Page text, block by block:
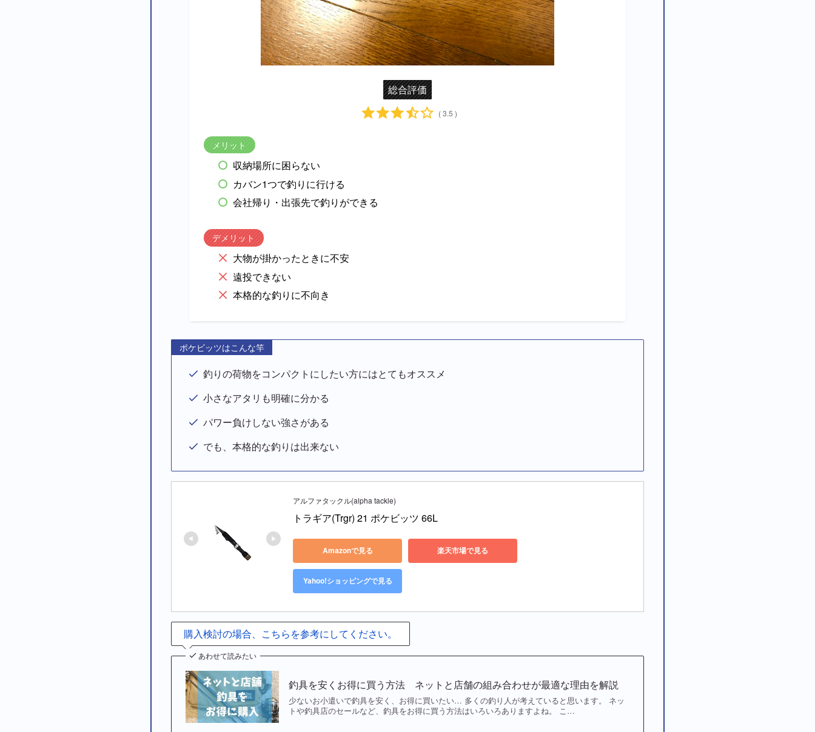
総合評価
( 3.5 )
メリット
収納場所に困らない
カバン1つで釣りに行ける
会社帰り・出張先で釣りができる
デメリット
大物が掛かったときに不安
遠投できない
本格的な釣りに不向き
ポケビッツはこんな竿
釣りの荷物をコンパクトにしたい方にはとてもオススメ
小さなアタリも明確に分かる
パワー負けしない強さがある
でも、本格的な釣りは出来ない
アルファタックル(alpha tackle)
トラギア(Trgr) 21 ポケビッツ 66L
Amazonで見る 楽天市場で見る
Yahoo!ショッピングで見る
購入検討の場合、こちらを参考にしてください。
あわせて読みたい
釣具を安くお得に買う方法 ネットと店舗の組み合わせが最適な理由を解説
少ないお小遣いで釣具を安く、お得に買いたい… 多くの釣り人が考えていると思います。 ネッ
トや釣具店のセールなど、釣具をお得に買う方法はいろいろありますよね。 こ…